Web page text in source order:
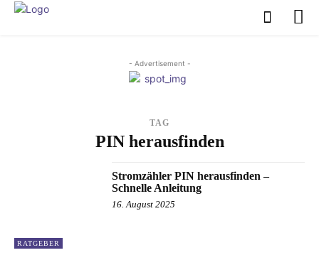
- Advertisement -
TAG
PIN herausfinden
RATGEBER
Stromzähler PIN herausfinden –
Schnelle Anleitung
16. August 2025